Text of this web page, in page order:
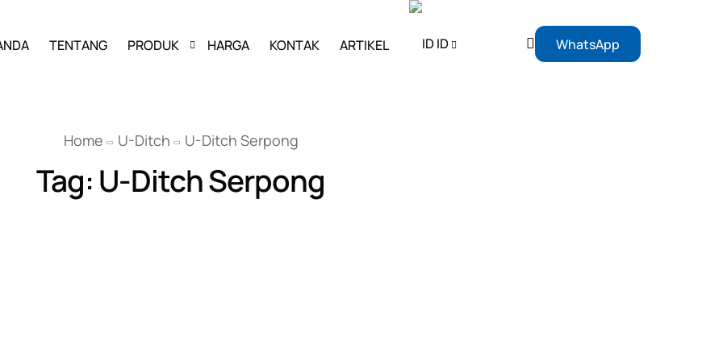
TENTANG PRODUK
PAVING BLOCK
GRASS BLOCK
KANSTIN
HARGA KONTAK ARTIKEL ID WhatsApp
Home U-Ditch U-Ditch Serpong
Tag: U-Ditch Serpong